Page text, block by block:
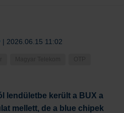
| 2026.06.15 11:02
lendületbe került a BUX a
mellett, de a blue chipek